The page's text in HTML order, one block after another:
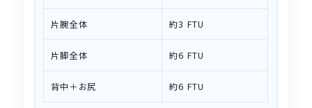
片腕全体 約3 FTU
片脚全体 約6 FTU
背中＋お尻 約6 FTU